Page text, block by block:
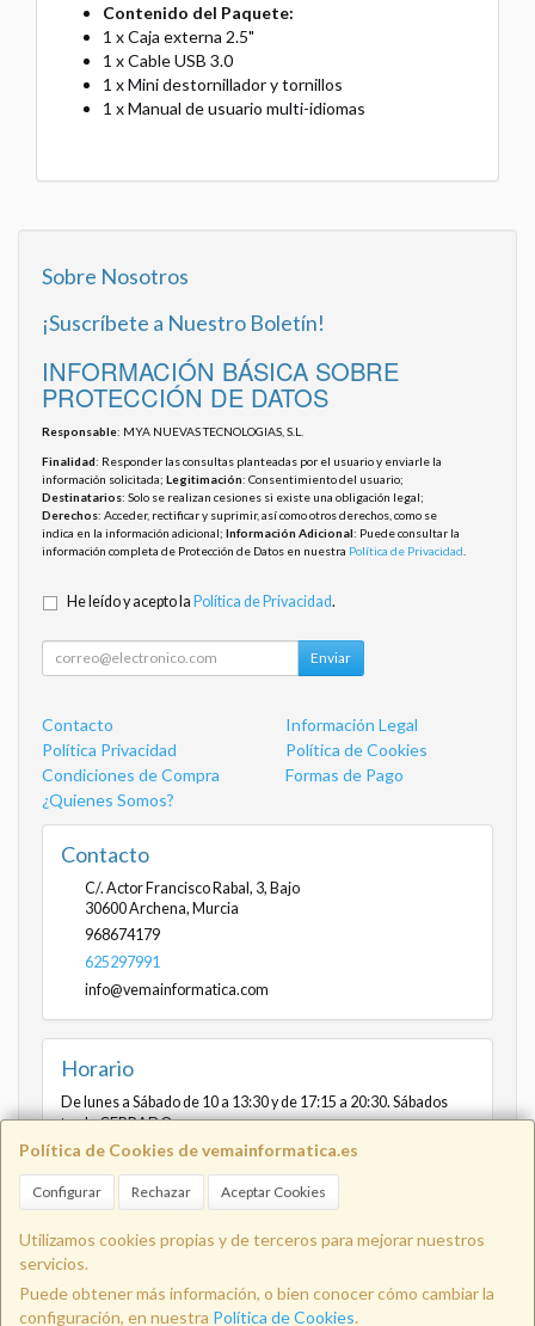
Contenido del Paquete:
1 x Caja externa 2.5"
1 x Cable USB 3.0
1 x Mini destornillador y tornillos
1 x Manual de usuario multi-idiomas
Política de Cookies de vemainformatica.es
Configurar Rechazar Aceptar Cookies
Utilizamos cookies propias y de terceros para mejorar nuestros
servicios.
Puede obtener más información, o bien conocer cómo cambiar la
configuración, en nuestra Política de Cookies.
Sobre Nosotros
¡Suscríbete a Nuestro Boletín!
INFORMACIÓN BÁSICA SOBRE
PROTECCIÓN DE DATOS
Responsable: MYA NUEVAS TECNOLOGIAS, S.L.
Finalidad: Responder las consultas planteadas por el usuario y enviarle la
información solicitada; Legitimación: Consentimiento del usuario;
Destinatarios: Solo se realizan cesiones si existe una obligación legal;
Derechos: Acceder, rectificar y suprimir, así como otros derechos, como se
indica en la información adicional; Información Adicional: Puede consultar la
información completa de Protección de Datos en nuestra Política de Privacidad
He leído y acepto la Política de Privacidad.
Enviar
Contacto
Información Legal
Política Privacidad
Política de Cookies
Condiciones de Compra
Formas de Pago
¿Quienes Somos?
Contacto
C/. Actor Francisco Rabal, 3, Bajo
30600Archena, Murcia
968674179
625297991
info@vemainformatica.com
Horario
De lunes a Sábado de 10 a 13:30 y de 17:15 a 20:30. Sábados
tarde CERRADO
Info@vemainformatica.com 625
29 79 91